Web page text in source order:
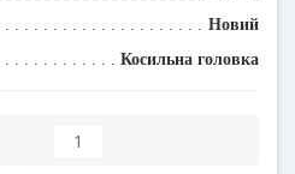
Новий
Косильна головка